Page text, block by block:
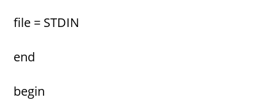
file = STDIN
end
begin